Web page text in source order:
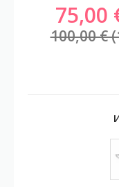
75,00
100,00 €